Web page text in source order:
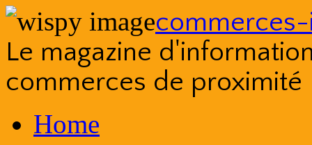
Le magazine
commerces de proximité
to
contentHome